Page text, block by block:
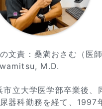
文責：桑満おさむ（医師
M.D.
立大学医学部卒業後、
器科勤務を経て、1997